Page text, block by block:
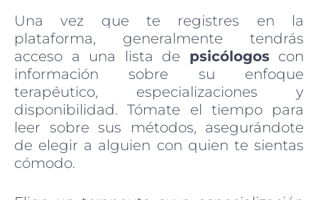
Una vez que te registres en la
plataforma, generalmente tendrás
acceso a una lista de psicólogos con
información sobre su enfoque
terapéutico, especializaciones y
disponibilidad. Tómate el tiempo para
leer sobre sus métodos, asegurándote
de elegir a alguien con quien te sientas
cómodo.